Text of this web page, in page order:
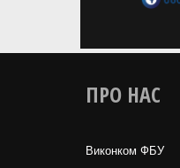
ПРО НАС
Виконком ФБУ